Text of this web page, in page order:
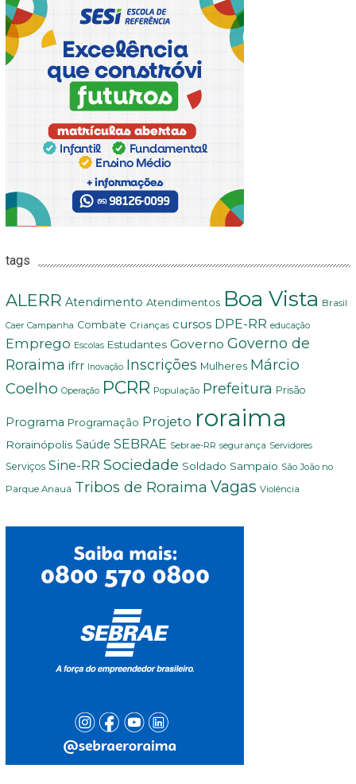
tags
ALERR Atendimento Atendimentos Boa Vista Brasil
Caer Campanha Combate Crianças cursos DPE-RR educação
Emprego Escolas Estudantes Governo Governo de
Roraima ifrr Inovação Inscrições Mulheres Márcio
Coelho Operação PCRR População Prefeitura Prisão
Programa Programação Projeto roraima
Rorainópolis Saúde SEBRAE Sebrae-RR segurança Servidores
Serviços Sine-RR Sociedade Soldado Sampaio São João no
Parque Anauá Tribos de Roraima Vagas Violência